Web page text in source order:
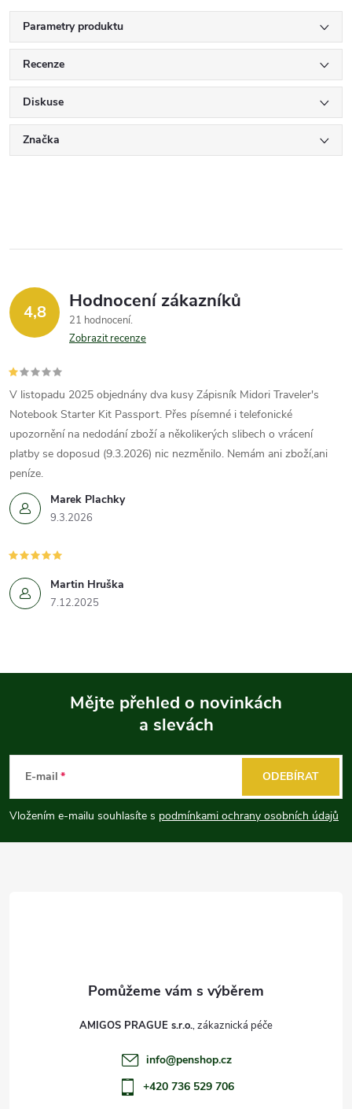
Parametry produktu
Recenze
Diskuse
Značka
4,8 Hodnocení zákazníků
21 hodnocení
Zobrazit recenze
Marek Plachky
9.3.2026
V listopadu 2025 objednány dva kusy Zápisník Midori Traveler's
Notebook Starter Kit Passport. Přes písemné i telefonické
upozornění na nedodání zboží a několikerých slibech o vrácení
platby se doposud (9.3.2026) nic nezměnilo. Nemám ani zboží,ani
peníze.
Martin Hruška
7.12.2025
p
a
Mějte přehled o novinkách
a slevách
E-mail
Vložením e-mailu souhlasíte s podmínkami ochrany osobních údajů
ODEBÍRAT
AMIGOS PRAGUE s.r.o.
info@penshop.cz
+420 736 529 706